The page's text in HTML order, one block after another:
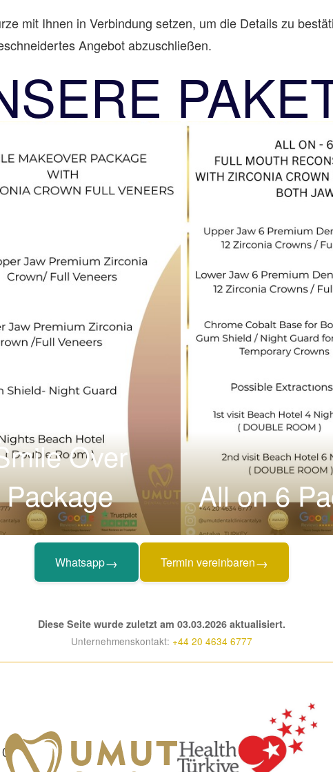
mit Ihnen in Verbindung setzen, um die Details zu
Angebot abzuschließen.
Over
Package
All on 6
Whatsapp→ Termin vereinbaren→
Diese Seite wurde zuletzt am 03.03.2026 aktualisiert.
Unternehmenskontakt: +44 20 4634 6777